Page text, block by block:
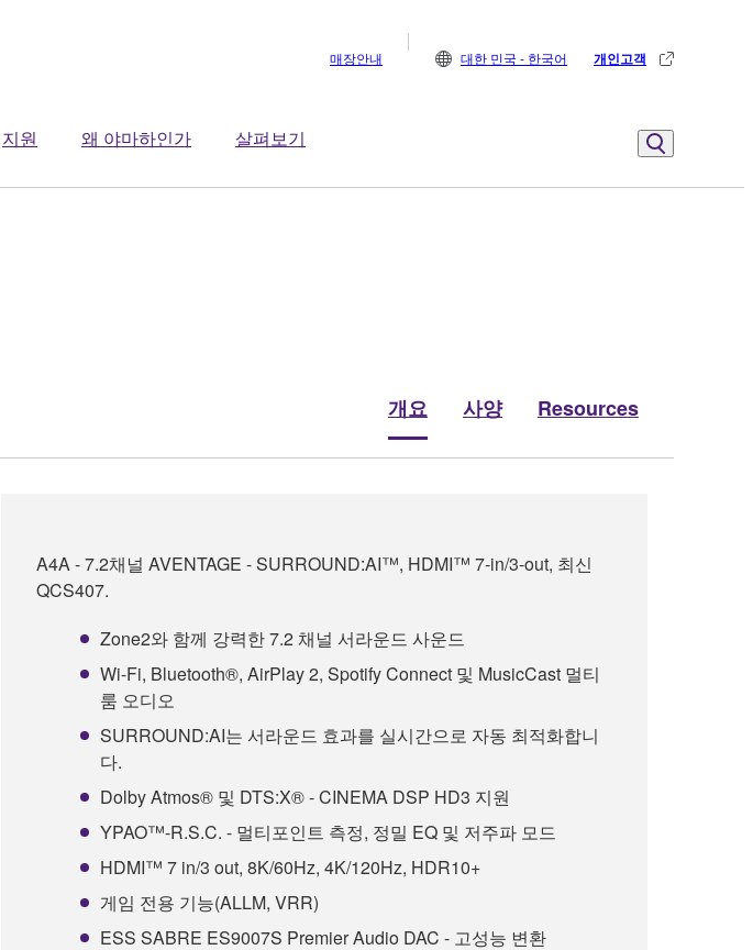
지원 왜 야마하인가 살펴보기
매장안내 대한 민국 - 한국어 개인고객
개요 사양 Resources
A4A - 7.2채널 AVENTAGE - SURROUND:AI™, HDMI™ 7-in/3-out, 최신
QCS407.
Zone2와 함께 강력한 7.2 채널 서라운드 사운드
Wi-Fi, Bluetooth®, AirPlay 2, Spotify Connect 및 MusicCast 멀티
룸 오디오
SURROUND:AI는 서라운드 효과를 실시간으로 자동 최적화합니
다.
Dolby Atmos® 및 DTS:X® - CINEMA DSP HD3 지원
YPAO™-R.S.C. - 멀티포인트 측정, 정밀 EQ 및 저주파 모드
HDMI™ 7 in/3 out, 8K/60Hz, 4K/120Hz, HDR10+
게임 전용 기능(ALLM, VRR)
ESS SABRE ES9007S Premier Audio DAC - 고성능 변환